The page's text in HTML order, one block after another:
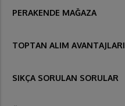
PERAKENDE MAĞAZA
TOPTAN ALIM AVANTAJLARI
SIKÇA SORULAN SORULAR